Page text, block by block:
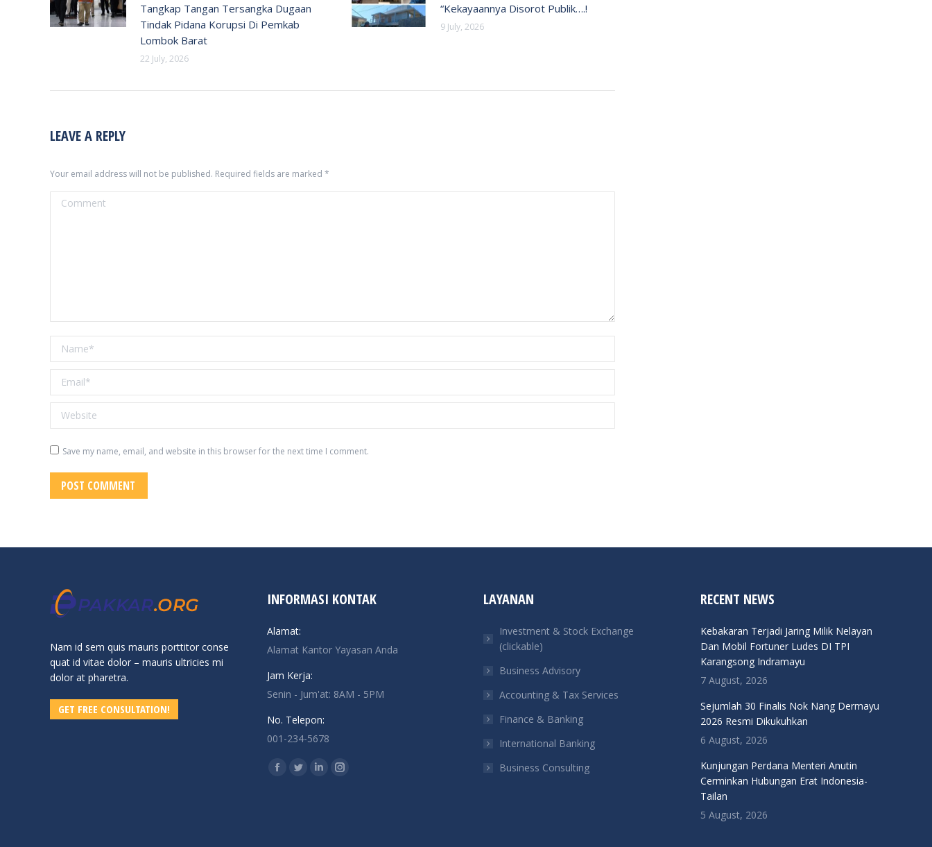
Tangkap Tangan Tersangka Dugaan
Tindak Pidana Korupsi Di Pemkab
Lombok Barat
22 July, 2026
“Kekayaannya Disorot Publik….!
9 July, 2026
LEAVE A REPLY
Your email address will not be published. Required fields are marked *
Comment
Name *
Email *
Website
Save my name, email, and website in this browser for the next time I comment.
POST COMMENT
Nam id sem quis mauris porttitor conse
quat id vitae dolor – mauris ultricies mi
dolor at pharetra.
GET FREE CONSULTATION!
INFORMASI KONTAK
Alamat:
Alamat Kantor Yayasan Anda
Jam Kerja:
Senin - Jum'at: 8AM - 5PM
No. Telepon:
001-234-5678
Find us on:
Facebook
TwitterLinkedinInstagram
LAYANAN
Investment & Stock Exchange
(clickable)
Business Advisory
Accounting & Tax Services
Finance & Banking
International Banking
Business Consulting
RECENT NEWS
Kebakaran Terjadi Jaring Milik Nelayan
Dan Mobil Fortuner Ludes DI TPI
Karangsong Indramayu
7 August, 2026
Sejumlah 30 Finalis Nok Nang Dermayu
2026 Resmi Dikukuhkan
6 August, 2026
Kunjungan Perdana Menteri Anutin
Cerminkan Hubungan Erat Indonesia-
Tailan
5 August, 2026